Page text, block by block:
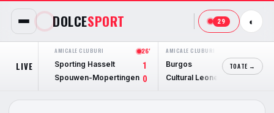
DOLCESPORT 29 ◐
LIVE
AMICALE CLUBURI
26'
Sporting Hasselt
1
Spouwen-Mopertingen 0
AMICALE CLUBURI
Burgos
0
Cultural Leonesa
TOATE →